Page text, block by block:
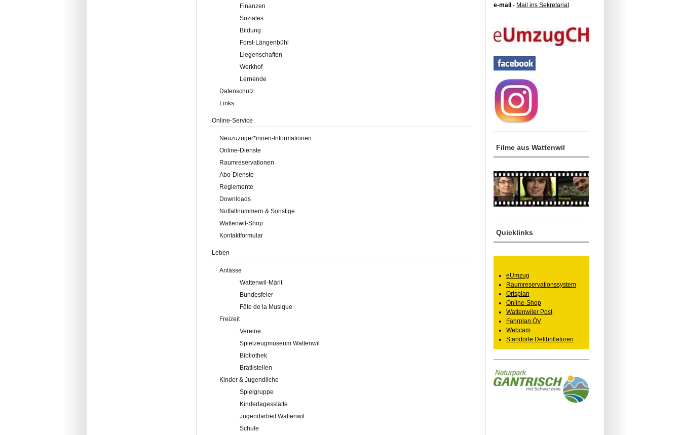
Finanzen
Soziales
Bildung
Forst-Längenbühl
Liegenschaften
Werkhof
Lernende
Datenschutz
Links
Online-Service
Neuzuzüger*innen-Informationen
Online-Dienste
Raumreservationen
Abo-Dienste
Reglemente
Downloads
Notfallnummern & Sonstige
Wattenwil-Shop
Kontaktformular
Leben
Anlässe
Wattenwil-Märit
Bundesfeier
Fête de la Musique
Freizeit
Vereine
Spielzeugmuseum Wattenwil
Bibliothek
Brätlistellen
Kinder & Jugendliche
Spielgruppe
Kindertagesstätte
Jugendarbeit Wattenwil
Schule
e-mail - Mail ins Sekretariat
Filme aus Wattenwil
Quicklinks
eUmzug
Raumreservationssystem
Ortsplan
Online-Shop
Wattenwiler Post
Fahrplan ÖV
Webcam
Standorte Defibrillatoren